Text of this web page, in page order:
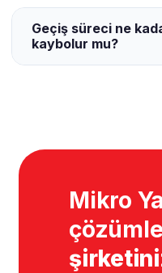
Geçiş süreci ne
kaybolur mu?
Mikro